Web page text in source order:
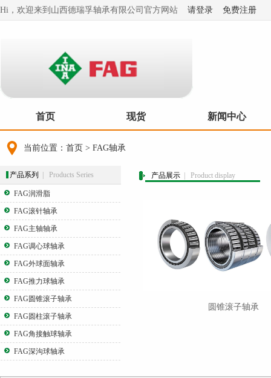
Hi，欢迎来到山西德瑞孚轴承有限公司官方网站 请登录 免费注册
首页 现货 新闻中心
当前位置： 首页 > FAG轴承
产品系列 | Products Series
FAG润滑脂
FAG滚针轴承
FAG主轴轴承
FAG调心球轴承
FAG外球面轴承
FAG推力球轴承
FAG圆锥滚子轴承
FAG圆柱滚子轴承
FAG角接触球轴承
FAG深沟球轴承
产品展示 | Product display
圆锥滚子轴承